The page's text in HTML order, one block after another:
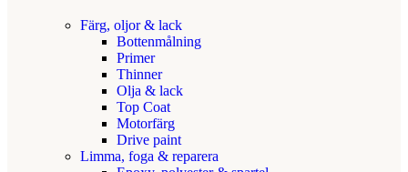
Färg, oljor & lack
Bottenmålning
Primer
Thinner
Olja & lack
Top Coat
Motorfärg
Drive paint
Limma, foga & reparera